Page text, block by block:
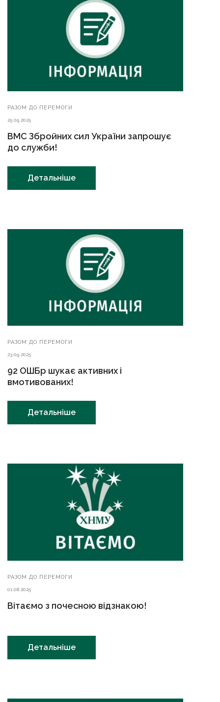
РАЗОМ ДО ПЕРЕМОГИ
25.09.2025
ВМС Збройних сил України запрошує
до служби!
Детальніше
РАЗОМ ДО ПЕРЕМОГИ
23.09.2025
92 ОШБр шукає активних і
вмотивованих!
Детальніше
РАЗОМ ДО ПЕРЕМОГИ
01.08.2025
Вітаємо з почесною відзнакою!
Детальніше